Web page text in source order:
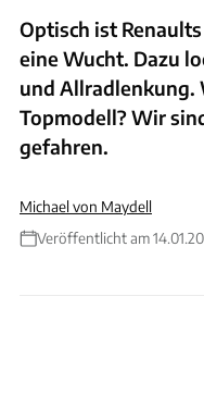
Optisch ist
eine Wucht. Dazu
und Allradlenkung.
Topmodell? Wir
gefahren.
Michael von Maydell
Veröffentlicht am